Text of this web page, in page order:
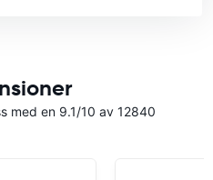
med en 9.1/10 av 12840